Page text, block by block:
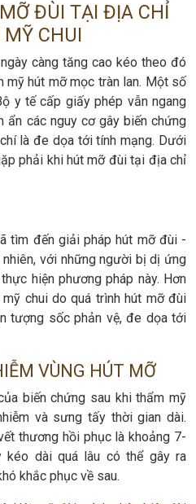
ĐÙI TẠI ĐỊA CHỈ
CHUI
càng tăng cao kéo theo đó
mỹ hút mỡ mọc tràn lan. Một số
y tế cấp giấy phép vẫn ngang
ẩn các nguy cơ gây biến chứng
là đe dọa tới tính mạng. Dưới
phải khi hút mỡ đùi tại địa chỉ
tìm đến giải pháp hút mỡ đùi -
nhiên, với những người bị dị ứng
hiện phương pháp này. Hơn
chui do quá trình hút mỡ đùi
tượng sốc phản vệ, đe dọa tới
VÙNG HÚT MỠ
biến chứng sau khi thẩm mỹ
và sưng tấy thời gian dài.
thương hồi phục là khoảng 7-
kéo dài quá lâu có thể gây ra
khắc phục về sau.